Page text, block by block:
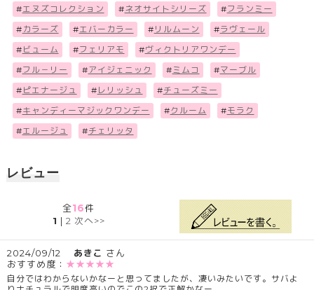
#エヌズコレクション #ネオサイトシリーズ #フランミー
# カラーズ #エバーカラー # リルムーン #ラヴェール
# ビューム #フェリアモ #ヴィクトリアワンデー
#フル－リー #アイジェニック #ミムコ #マーブル
# ピエナージュ # レリッシュ #チューズミー
#キャンディーマジックワンデー #クルーム #モラク
#エルージュ #チェリッタ
レビュー
全16件
1 | 2 次へ>>
2024/09/12 あきこ さん
おすすめ度： ★★★★★
自分ではわからないかなーと思ってましたが、凄いみたいです。サバよ